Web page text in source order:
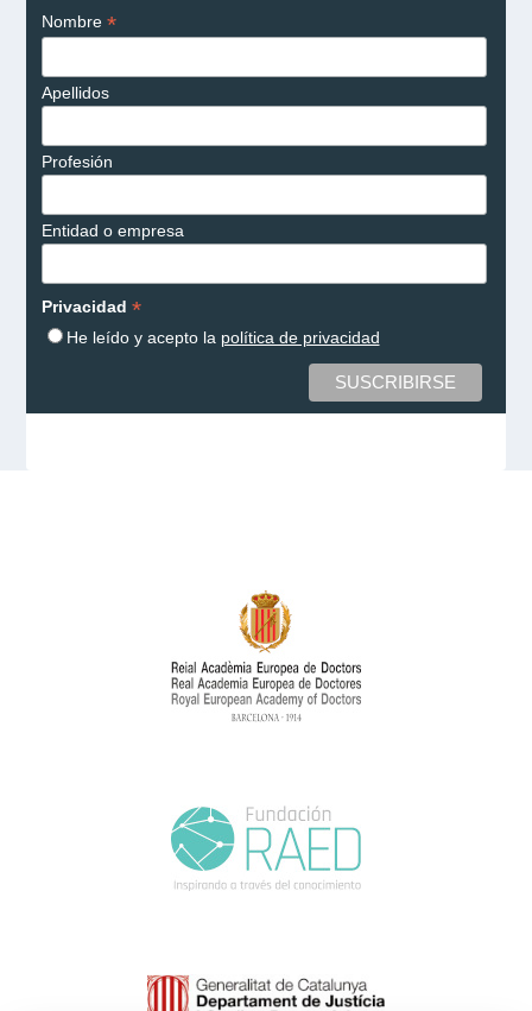
Nombre *
Apellidos
Profesión
Entidad o empresa
Privacidad *
He leído y acepto la política de privacidad